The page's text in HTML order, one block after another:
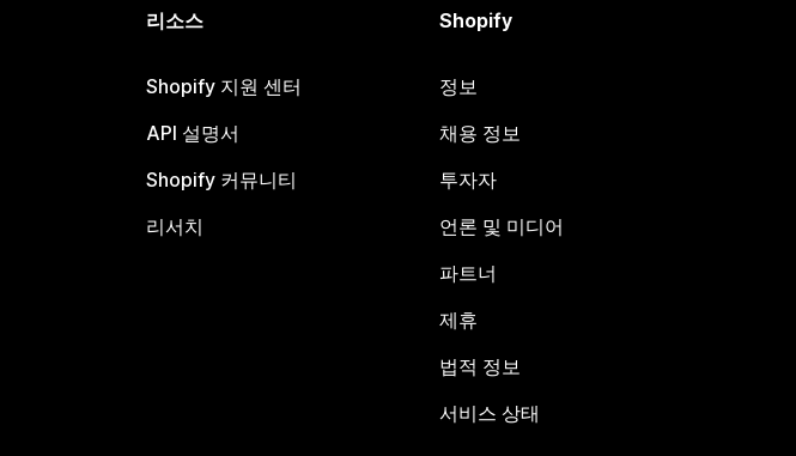
리소스
Shopify 지원 센터
API 설명서
Shopify 커뮤니티
리서치
Shopify
정보
채용 정보
투자자
언론 및 미디어
파트너
제휴
법적 정보
서비스 상태